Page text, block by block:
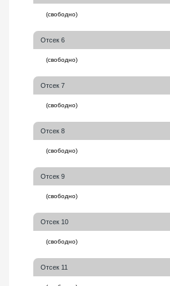
Отсек 6
Отсек 7
Отсек 8
Отсек 9
Отсек 10
Отсек 11